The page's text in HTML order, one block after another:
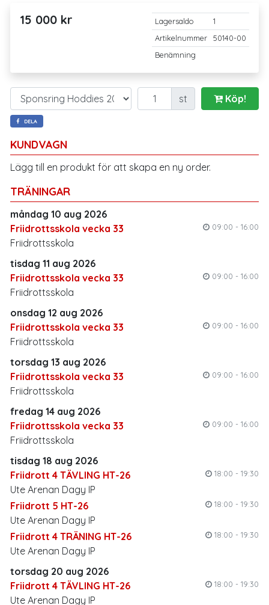
KUNDVAGN
Lägg till en produkt för att skapa en ny order.
TRÄNINGAR
måndag 10 aug 2026
Friidrottsskola vecka 33
09:00 - 16:00
Friidrottsskola
tisdag 11 aug 2026
Friidrottsskola vecka 33
09:00 - 16:00
Friidrottsskola
onsdag 12 aug 2026
Friidrottsskola vecka 33
09:00 - 16:00
Friidrottsskola
torsdag 13 aug 2026
Friidrottsskola vecka 33
09:00 - 16:00
Friidrottsskola
fredag 14 aug 2026
Friidrottsskola vecka 33
09:00 - 16:00
Friidrottsskola
tisdag 18 aug 2026
Friidrott 4 TÄVLING HT-26
18:00 - 19:30
Ute Arenan Dagy IP
Friidrott 5 HT-26
18:00 - 19:30
Ute Arenan Dagy IP
Friidrott 4 TRÄNING HT-26
18:00 - 19:30
Ute Arenan Dagy IP
torsdag 20 aug 2026
Friidrott 4 TÄVLING HT-26
18:00 - 19:30
Ute Arenan Dagy IP
15 000 kr Lagersaldo
1
Artikelnummer
50140-00
Benämning
Antal st Köp!
DELA